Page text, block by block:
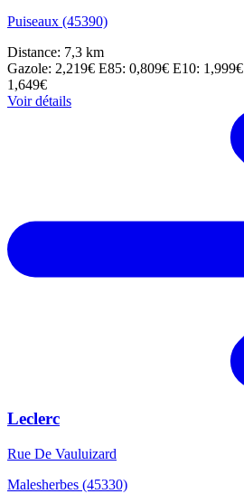
Puiseaux (45390)
Distance: 7,3 km
Gazole: 2,219€ E85: 0,809€ E10: 1,999€
1,649€
Voir détails
Leclerc
Rue De Vauluizard
Malesherbes (45330)